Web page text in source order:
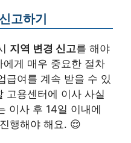
고하기
지역 변경 신고를 해야
게 매우 중요한 절차
급여를 계속 받을 수 있
고용센터에 이사 사실
이사 후 14일 이내에
행해야 해요. 😌